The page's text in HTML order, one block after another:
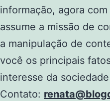
informação, agora
assume a missão de
a manipulação de
você os principais
interesse da
Contato: